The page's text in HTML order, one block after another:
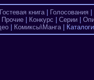
Гостевая книга | Голосования |
Прочие | Конкурс | Серии |
| Комиксы\Манга|